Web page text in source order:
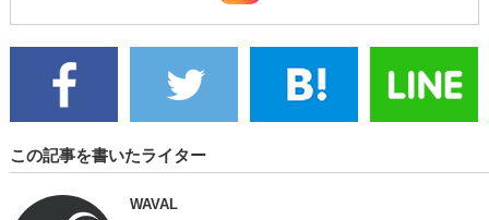
この記事を書いたライター
WAVAL